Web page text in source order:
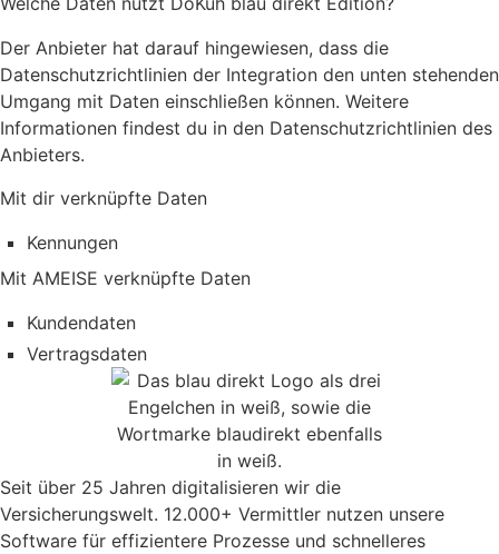
Der Anbieter hat darauf hingewiesen, dass die
Datenschutzrichtlinien der Integration den unten stehenden
Umgang mit Daten einschließen können. Weitere
Informationen findest du in den Datenschutzrichtlinien des
Anbieters.
Mit dir verknüpfte Daten
Kennungen
Mit AMEISE verknüpfte Daten
Kundendaten
Vertragsdaten
Seit über 25 Jahren digitalisieren wir die
Versicherungswelt. 12.000+ Vermittler nutzen unsere
Software für effizientere Prozesse und schnelleres